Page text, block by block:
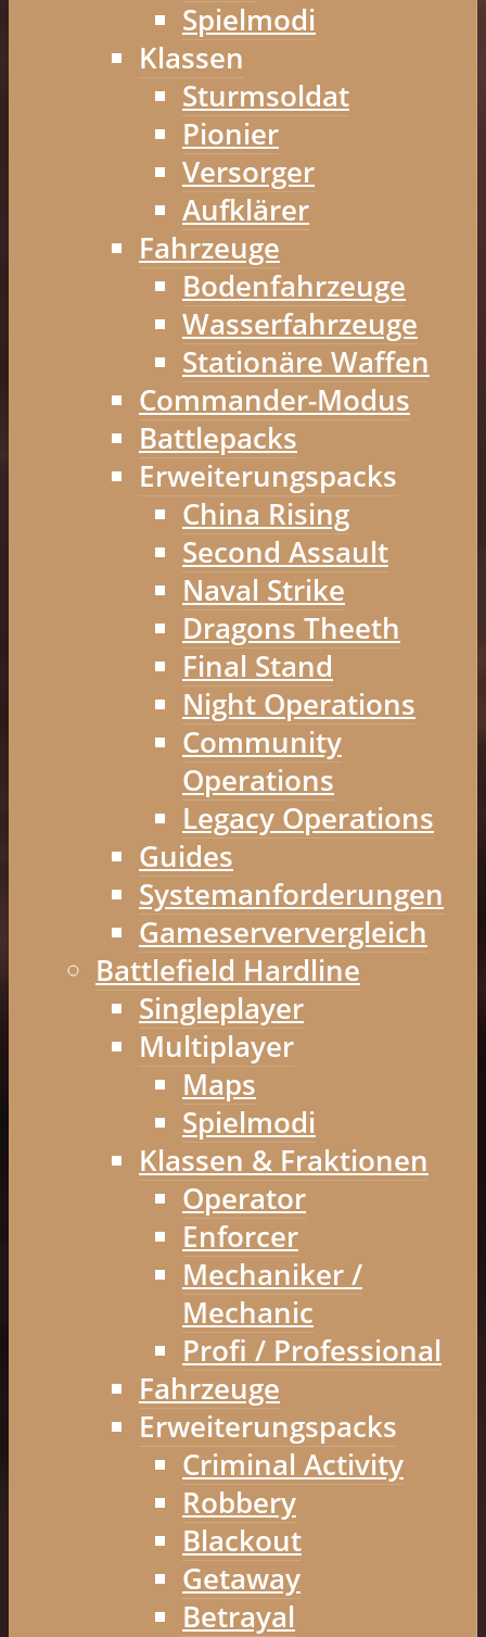
Spielmodi
Klassen
Sturmsoldat
Pionier
Versorger
Aufklärer
Fahrzeuge
Bodenfahrzeuge
Wasserfahrzeuge
Stationäre Waffen
Commander-Modus
Battlepacks
Erweiterungspacks
China Rising
Second Assault
Naval Strike
Dragons Theeth
Final Stand
Night Operations
Community
Operations
Legacy Operations
Guides
Systemanforderungen
Gameserververgleich
Battlefield Hardline
Singleplayer
Multiplayer
Maps
Spielmodi
Klassen & Fraktionen
Operator
Enforcer
Mechaniker /
Mechanic
Profi / Professional
Fahrzeuge
Erweiterungspacks
Criminal Activity
Robbery
Blackout
Getaway
Betrayal